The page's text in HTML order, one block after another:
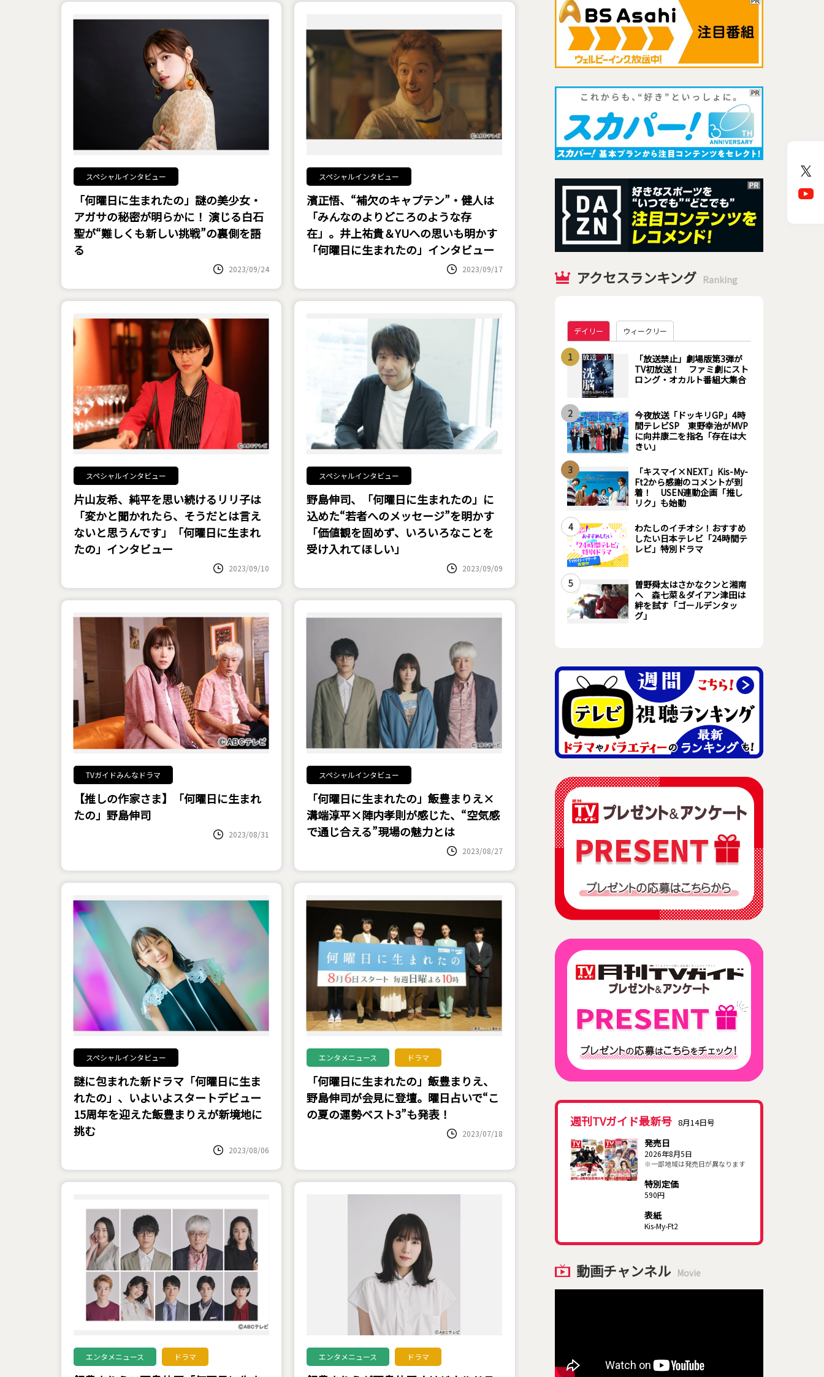
スペシャルインタビュー
「何曜日に生まれたの」謎の美少女・
アガサの秘密が明らかに！ 演じる白石
聖が“難しくも新しい挑戦”の裏側を語
る
2023/09/24
スペシャルインタビュー
濱正悟、“補欠のキャプテン”・健人は
「みんなのよりどころのような存
在」。井上祐貴＆YUへの思いも明かす
――「何曜日に生まれたの」インタビュー
2023/09/17
スペシャルインタビュー
片山友希、純平を思い続けるリリ子は
「変かと聞かれたら、そうだとは言え
ないと思うんです」――「何曜日に生まれ
たの」インタビュー
2023/09/10
スペシャルインタビュー
野島伸司、「何曜日に生まれたの」に
込めた“若者へのメッセージ”を明かす
――「価値観を固めず、いろいろなことを
受け入れてほしい」
2023/09/09
TVガイドみんなドラマ
【推しの作家さま】「何曜日に生まれ
たの」野島伸司
2023/08/31
スペシャルインタビュー
「何曜日に生まれたの」飯豊まりえ×
溝端淳平×陣内孝則が感じた、“空気感
で通じ合える”現場の魅力とは
2023/08/27
スペシャルインタビュー
謎に包まれた新ドラマ「何曜日に生ま
れたの」、いよいよスタート――デビュー
15周年を迎えた飯豊まりえが新境地に
挑む
2023/08/06
エンタメニュース ドラマ
「何曜日に生まれたの」飯豊まりえ、
野島伸司が会見に登壇。曜日占いで“こ
の夏の運勢ベスト3”も発表！
2023/07/18
エンタメニュース ドラマ エンタメニュース ドラマ
アクセスランキング Ranking
デイリー ウィークリー
1
「放送禁止」劇場版第3弾が
TV初放送！ ファミ劇にスト
ロング・オカルト番組大集合
2
今夜放送「ドッキリGP」4時
間テレビSP 東野幸治がMVP
に向井康二を指名「存在は大
きい」
3
「キスマイ×NEXT」Kis-My-
Ft2から感謝のコメントが到
着！ USEN連動企画「推し
リク」も始動
4
わたしのイチオシ！おすすめ
したい日本テレビ「24時間テ
レビ」特別ドラマ
5
曽野舜太はさかなクンと湘南
へ 森七菜＆ダイアン津田は
絆を試す「ゴールデンタッ
グ」
週刊TVガイド最新号 8月14日号
発売日
2026年8月5日
※一部地域は発売日が異なります
特別定価
590円
表紙
Kis-My-Ft2
動画チャンネル Movie